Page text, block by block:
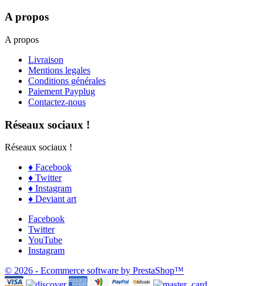
A propos
A propos
Livraison
Mentions legales
Conditions générales
Paiement Payplug
Contactez-nous
Réseaux sociaux !
Réseaux sociaux !
♦ Facebook
♦ Twitter
♦ Instagram
♦ Deviant art
Facebook
Twitter
YouTube
Instagram
© 2026 - Ecommerce software by PrestaShop™